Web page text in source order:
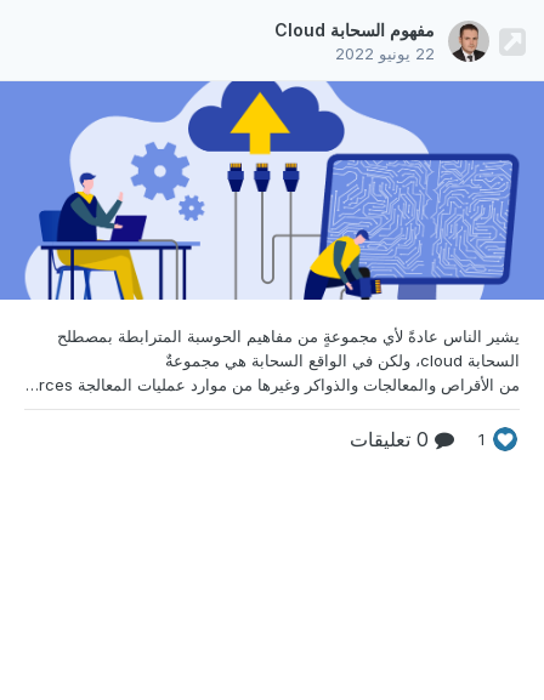
مفهوم السحابة Cloud
22 يونيو 2022
يشير الناس عادةً لأي مجموعةٍ من مفاهيم الحوسبة المترابطة بمصطلح
السحابة cloud، ولكن في الواقع السحابة هي مجموعةٌ
من الأقراص والمعالجات والذواكر وغيرها من موارد عمليات المعالجة computing resources -سواءٌ كانت فيزيائية أو افتراضية- المستضافة عن بُعد remotely hosted والمُستخدمة في طرف العميل، سواء أكان هذا العميل صفحة ويب أو تطبيق للهاتف أو تطبيق سطح مكتب تقليدي، بهدف استثمار المساحات التخزينية وإمكانات الحوسبة العالية؛ ويُقصد بمصطلح الاستضافة عن بُعد remotely hosting طريقة توصيل التطبيقات وقواعد ا
1